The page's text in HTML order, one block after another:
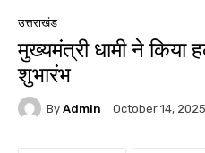
उत्तराखंड
मुख्यमंत्री धामी ने किया
शुभारंभ
By Admin October 14, 2025